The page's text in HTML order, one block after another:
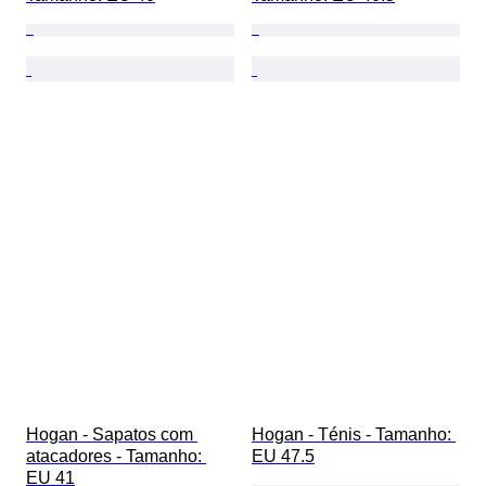
Hogan - Sapatos com
atacadores - Tamanho:
EU 41
Hogan - Ténis - Tamanho:
EU 47.5